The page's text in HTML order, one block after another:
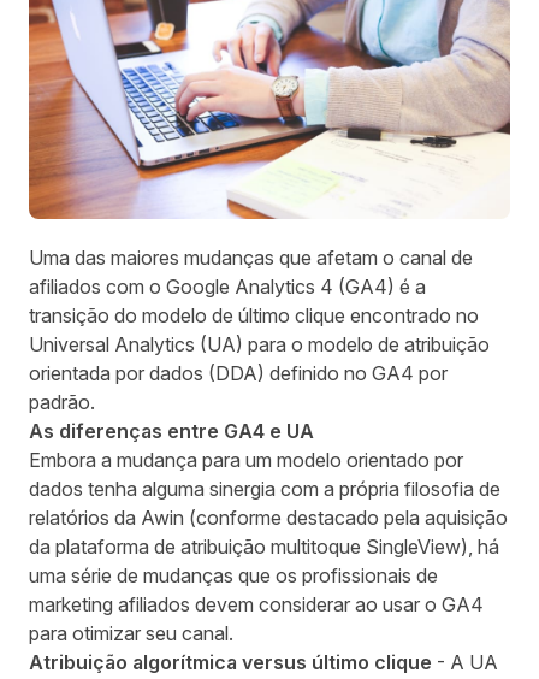
Uma das maiores mudanças que afetam o canal de
afiliados com o Google Analytics 4 (GA4) é a
transição do modelo de último clique encontrado no
Universal Analytics (UA) para o modelo de atribuição
orientada por dados (DDA) definido no GA4 por
padrão.
As diferenças entre GA4 e UA
Embora a mudança para um modelo orientado por
dados tenha alguma sinergia com a própria filosofia de
relatórios da Awin (conforme destacado pela aquisição
da plataforma de atribuição multitoque SingleView), há
uma série de mudanças que os profissionais de
marketing afiliados devem considerar ao usar o GA4
para otimizar seu canal.
Atribuição algorítmica versus último clique - A UA